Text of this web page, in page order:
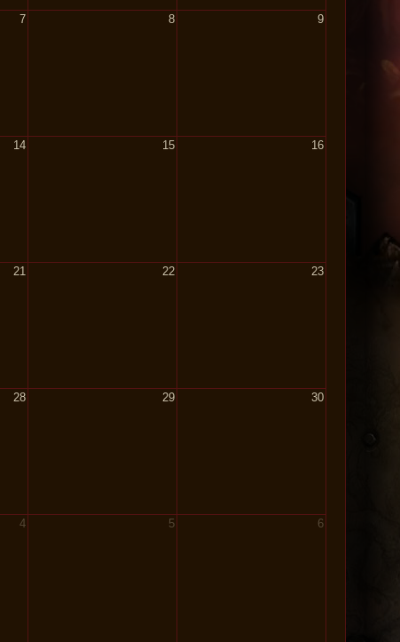
7 8 9
14 15 16
21 22 23
28 29 30
4 5 6